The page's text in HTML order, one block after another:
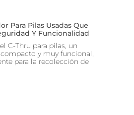
Para Pilas Usadas Que
Y Funcionalidad
C-Thru para pilas, un
y muy funcional,
para la recolección de